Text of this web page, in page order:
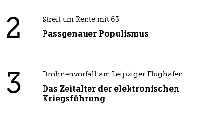
2 Streit um Rente mit 63
Passgenauer Populismus
3 Drohnenvorfall am Leipziger Flughafen
Das Zeitalter der elektronischen
Kriegsführung